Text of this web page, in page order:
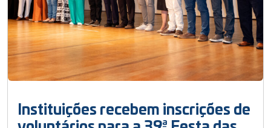
Instituições recebem inscrições de